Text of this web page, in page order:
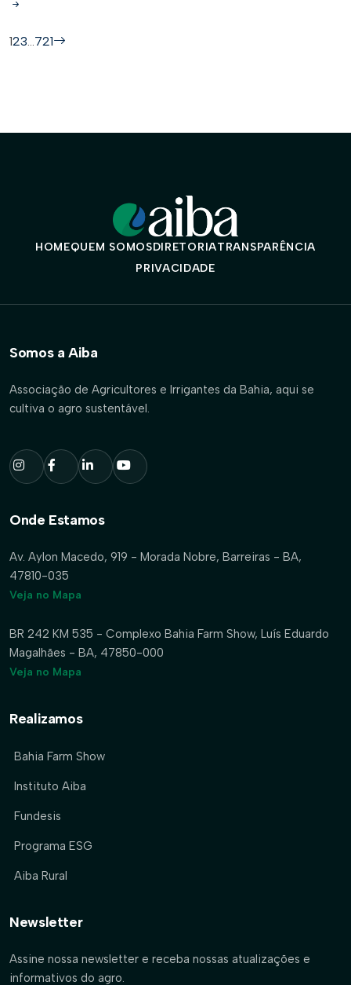
123…721
HOMEQUEM SOMOSDIRETORIATRANSPARÊNCIA
PRIVACIDADE
Somos a Aiba
Associação de Agricultores e Irrigantes da Bahia, aqui se
cultiva o agro sustentável.
Onde Estamos
Av. Aylon Macedo, 919 - Morada Nobre, Barreiras - BA,
47810-035
Veja no Mapa
BR 242 KM 535 - Complexo Bahia Farm Show, Luís Eduardo
Magalhães - BA, 47850-000
Veja no Mapa
Realizamos
Bahia Farm Show
Instituto Aiba
Fundesis
Programa ESG
Aiba Rural
Newsletter
Assine nossa newsletter e receba nossas atualizações e
informativos do agro.